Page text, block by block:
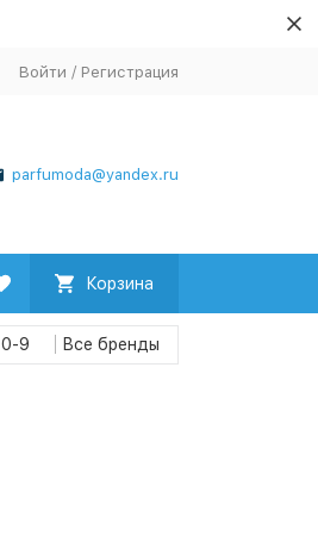
Войти / Регистрация
parfumoda@yandex.ru
Корзина
0-9